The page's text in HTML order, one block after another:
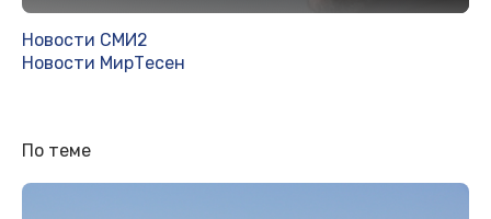
Новости СМИ2
Новости МирТесен
По теме